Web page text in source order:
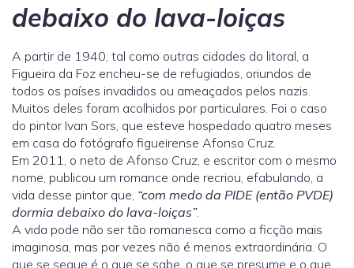
debaixo do lava-loiças
A partir de 1940, tal como outras cidades do litoral, a
Figueira da Foz encheu-se de refugiados, oriundos de
todos os países invadidos ou ameaçados pelos nazis.
Muitos deles foram acolhidos por particulares. Foi o caso
do pintor Ivan Sors, que esteve hospedado quatro meses
em casa do fotógrafo figueirense Afonso Cruz.
Em 2011, o neto de Afonso Cruz, e escritor com o mesmo
nome, publicou um romance onde recriou, efabulando, a
vida desse pintor que, “com medo da PIDE (então PVDE)
dormia debaixo do lava-loiças”.
A vida pode não ser tão romanesca como a ficção mais
imaginosa, mas por vezes não é menos extraordinária. O
que se segue é o que se sabe, o que se presume e o que